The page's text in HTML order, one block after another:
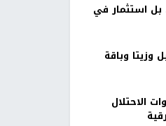
بل استثمار في
وزيتا وباقة
الاحتلال